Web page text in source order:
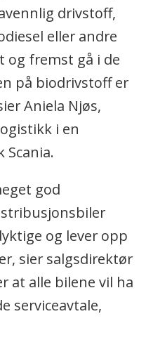
drivstoff,
eller andre
og fremst gå i de
på biodrivstoff er
Aniela Njøs,
i en
Scania.
god
og lever opp
sier salgsdirektør
at alle bilene vil ha
serviceavtale,